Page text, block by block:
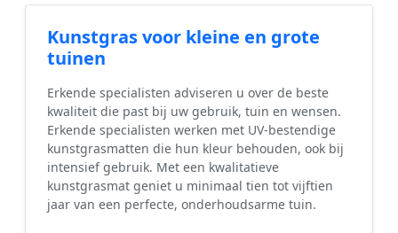
Kunstgras voor kleine en grote
tuinen
Erkende specialisten adviseren u over de beste
kwaliteit die past bij uw gebruik, tuin en wensen.
Erkende specialisten werken met UV-bestendige
kunstgrasmatten die hun kleur behouden, ook bij
intensief gebruik. Met een kwalitatieve
kunstgrasmat geniet u minimaal tien tot vijftien
jaar van een perfecte, onderhoudsarme tuin.